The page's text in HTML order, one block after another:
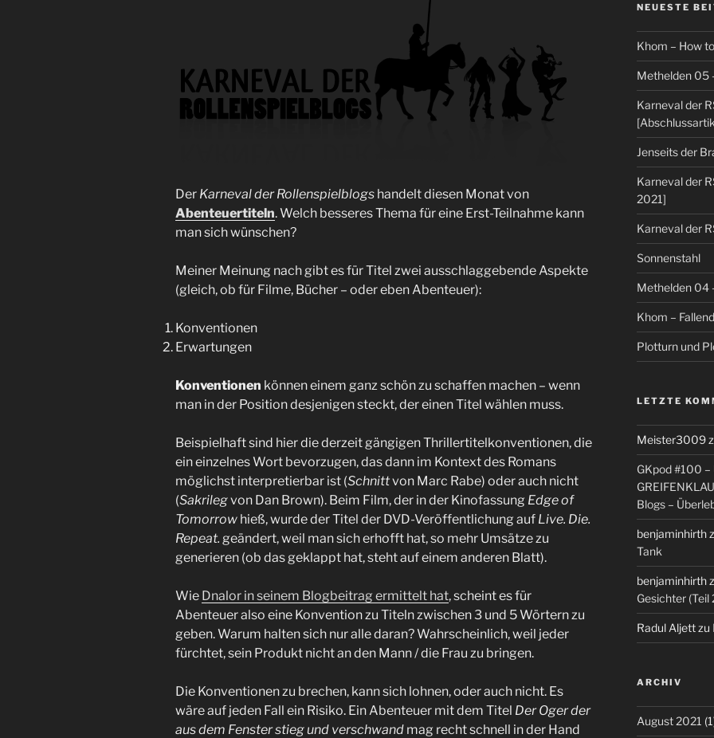
Der Karneval der Rollenspielblogs handelt diesen Monat von
Abenteuertiteln. Welch besseres Thema für eine Erst-Teilnahme kann
man sich wünschen?
Meiner Meinung nach gibt es für Titel zwei ausschlaggebende Aspekte
(gleich, ob für Filme, Bücher – oder eben Abenteuer):
Konventionen
Erwartungen
Konventionen können einem ganz schön zu schaffen machen – wenn
man in der Position desjenigen steckt, der einen Titel wählen muss.
Beispielhaft sind hier die derzeit gängigen Thrillertitelkonventionen, die
ein einzelnes Wort bevorzugen, das dann im Kontext des Romans
möglichst interpretierbar ist (Schnittvon Marc Rabe) oder auch nicht
(Sakrilegvon Dan Brown). Beim Film, der in der Kinofassung Edge of
Tomorrow hieß, wurde der Titel der DVD-Veröffentlichung auf Live. Die.
Repeat. geändert, weil man sich erhofft hat, so mehr Umsätze zu
generieren (ob das geklappt hat, steht auf einem anderen Blatt).
Wie Dnalor in seinem Blogbeitrag ermittelt hat, scheint es für
Abenteuer also eine Konvention zu Titeln zwischen 3 und 5 Wörtern zu
geben. Warum halten sich nur alle daran? Wahrscheinlich, weil jeder
fürchtet, sein Produkt nicht an den Mann / die Frau zu bringen.
Die Konventionen zu brechen, kann sich lohnen, oder auch nicht. Es
wäre auf jeden Fall ein Risiko. Ein Abenteuer mit dem Titel Der Oger der
aus dem Fenster stieg und verschwand mag recht schnell in der Hand
NEUESTE
Khom – How
Methelden 05
Karneval der
Jenseits der
Karneval der
2021]
Karneval der
Sonnenstahl
Methelden 04
Khom –
Plotturn und
LETZTE
Meister3009
GKpod #100 –
Blogs –
benjaminhirth
Tank
benjaminhirth
Gesichter (Teil
Radul Aljettzu
ARCHIV
August 2021